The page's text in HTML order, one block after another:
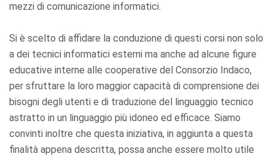
mezzi di comunicazione informatici.
Si è scelto di affidare la conduzione di questi corsi non solo
a dei tecnici informatici esterni ma anche ad alcune figure
educative interne alle cooperative del Consorzio Indaco,
per sfruttare la loro maggior capacità di comprensione dei
bisogni degli utenti e di traduzione del linguaggio tecnico
astratto in un linguaggio più idoneo ed efficace. Siamo
convinti inoltre che questa iniziativa, in aggiunta a questa
finalità appena descritta, possa anche essere molto utile